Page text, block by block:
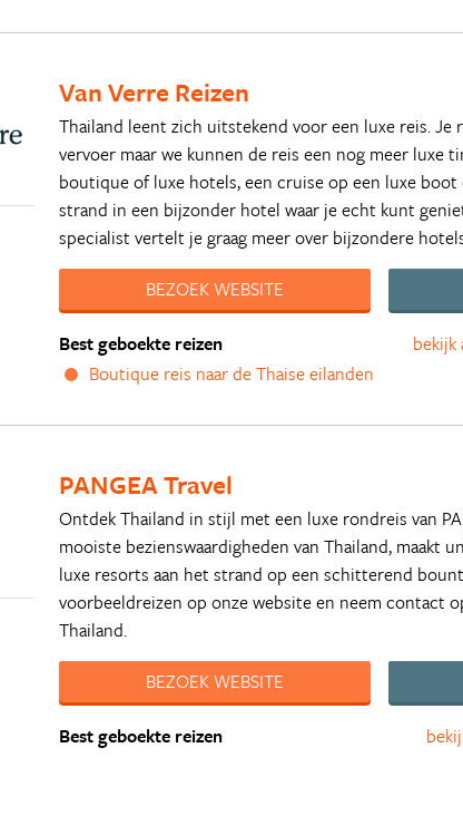
Van Verre Reizen
Thailand leent zich uitstekend voor een luxe reis.
vervoer maar we kunnen de reis een nog meer luxe
boutique of luxe hotels, een cruise op een luxe boot
strand in een bijzonder hotel waar je echt kunt
specialist vertelt je graag meer over bijzondere
BEZOEK WEBSITE
bekijk
Best geboekte reizen
Boutique reis naar de Thaise eilanden
PANGEA Travel
Ontdek Thailand in stijl met een luxe rondreis van
mooiste bezienswaardigheden van Thailand, maakt
luxe resorts aan het strand op een schitterend
voorbeeldreizen op onze website en neem contact
Thailand.
BEZOEK WEBSITE
Best geboekte reizen